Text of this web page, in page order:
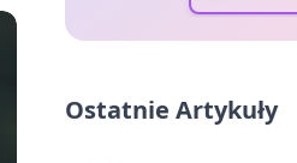
Ostatnie Artykuły